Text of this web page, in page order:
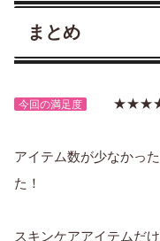
まとめ
今回の満足度
アイテム数が少なかっ
た！
スキンケアアイテムだ